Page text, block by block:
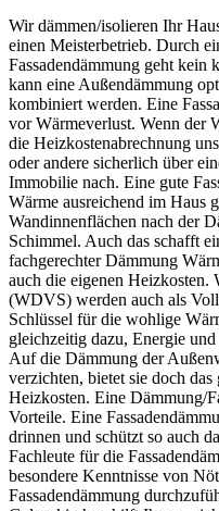
Wir dämmen/isolieren Ihr
einen Meisterbetrieb. Durch
Fassadendämmung geht kein
kann eine Außendämmung
kombiniert werden. Eine
vor Wärmeverlust. Wenn der
die Heizkostenabrechnung
oder andere sicherlich über
Immobilie nach. Eine gute
Wärme ausreichend im Haus
Wandinnenflächen nach der
Schimmel. Auch das schafft
fachgerechter Dämmung
auch die eigenen Heizkosten.
(WDVS) werden auch als
Schlüssel für die wohlige
gleichzeitig dazu, Energie
Auf die Dämmung der
verzichten, bietet sie doch
Heizkosten. Eine Dämmung/
Vorteile. Eine
drinnen und schützt so auch
Fachleute für die
besondere Kenntnisse von
Fassadendämmung